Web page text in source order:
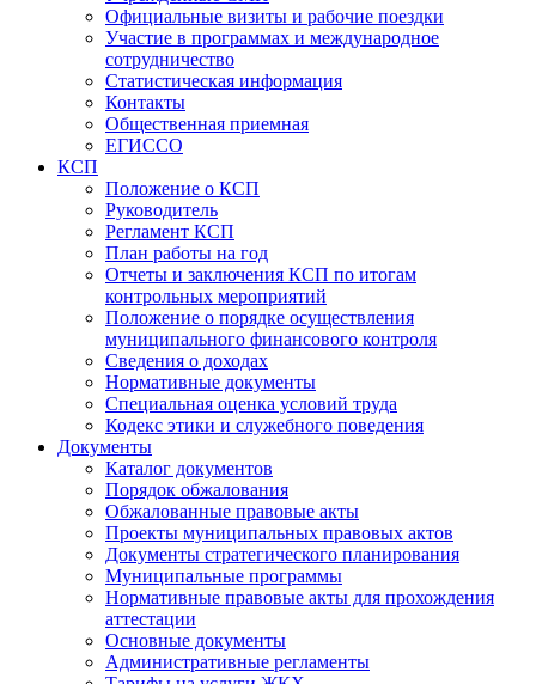
Официальные визиты и рабочие поездки
Участие в программах и международное
сотрудничество
Статистическая информация
Контакты
Общественная приемная
ЕГИССО
КСП
Положение о КСП
Руководитель
Регламент КСП
План работы на год
Отчеты и заключения КСП по итогам
контрольных мероприятий
Положение о порядке осуществления
муниципального финансового контроля
Сведения о доходах
Нормативные документы
Специальная оценка условий труда
Кодекс этики и служебного поведения
Документы
Каталог документов
Порядок обжалования
Обжалованные правовые акты
Проекты муниципальных правовых актов
Документы стратегического планирования
Муниципальные программы
Нормативные правовые акты для прохождения
аттестации
Основные документы
Административные регламенты